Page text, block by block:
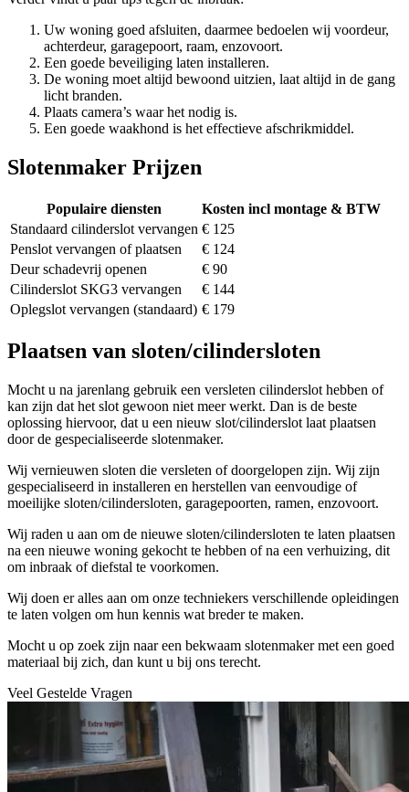
Uw woning goed afsluiten, daarmee bedoelen wij voordeur,
achterdeur, garagepoort, raam, enzovoort.
Een goede beveiliging laten installeren.
De woning moet altijd bewoond uitzien, laat altijd in de gang
licht branden.
Plaats camera’s waar het nodig is.
Een goede waakhond is het effectieve afschrikmiddel.
Slotenmaker Prijzen
Populaire diensten
Kosten incl montage & BTW
Standaard cilinderslot vervangen € 125
Penslot vervangen of plaatsen
€ 124
Deur schadevrij openen
€ 90
Cilinderslot SKG3 vervangen
€ 144
Oplegslot vervangen (standaard) € 179
Plaatsen van sloten/cilindersloten
Mocht u na jarenlang gebruik een versleten cilinderslot hebben of
kan zijn dat het slot gewoon niet meer werkt. Dan is de beste
oplossing hiervoor, dat u een nieuw slot/cilinderslot laat plaatsen
door de gespecialiseerde slotenmaker.
Wij vernieuwen sloten die versleten of doorgelopen zijn. Wij zijn
gespecialiseerd in installeren en herstellen van eenvoudige of
moeilijke sloten/cilindersloten, garagepoorten, ramen, enzovoort.
Wij raden u aan om de nieuwe sloten/cilindersloten te laten plaatsen
na een nieuwe woning gekocht te hebben of na een verhuizing, dit
om inbraak of diefstal te voorkomen.
Wij doen er alles aan om onze techniekers verschillende opleidingen
te laten volgen om hun kennis wat breder te maken.
Mocht u op zoek zijn naar een bekwaam slotenmaker met een goed
materiaal bij zich, dan kunt u bij ons terecht.
Veel Gestelde Vragen